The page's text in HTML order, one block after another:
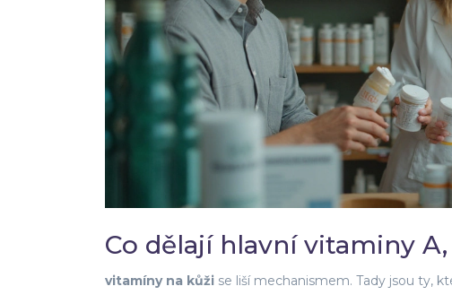
Co dělají hlavní vitaminy A,
vitamíny na kůži se liší mechanismem. Tady jsou ty,